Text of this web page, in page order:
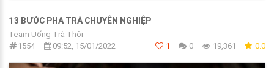
13 BƯỚC PHA TRÀ CHUYÊN NGHIỆP
Team Uống Trà Thôi
1554
09:52, 15/01/2022 1 0 19,361 0.0